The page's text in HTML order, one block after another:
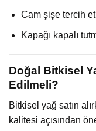
Cam şişe tercih
Kapağı kapalı
Doğal Bitkisel
Edilmeli?
Bitkisel yağ satın
kalitesi açısından